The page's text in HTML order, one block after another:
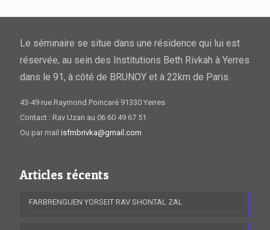
Le séminaire se situe dans une résidence qui lui est
réservée, au sein des Institutions Beth Rivkah à Yerres
dans le 91, à côté de BRUNOY et à 22km de Paris.
43-49 rue Raymond Poincaré 91330 Yerres
Contact : Rav Uzan au 06 60 49 67 51
Ou par mail isfmbrivka@gmail.com
Articles récents
FARBRENGUEN YORSEIT RAV SHONTAL ZAL